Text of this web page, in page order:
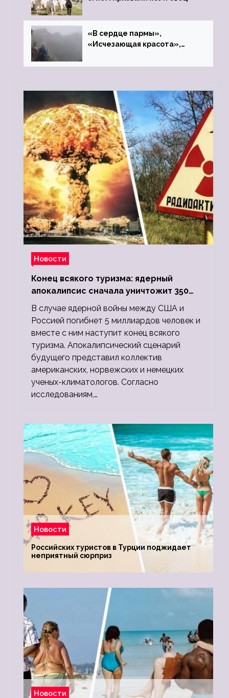
«В сердце пармы»,
«Исчезающая красота»,
Новости
Конец всякого туризма: ядерный
апокалипсис сначала уничтожит 350
миллионов, а потом 5 миллиардов
людей
В случае ядерной войны между США и
Россией погибнет 5 миллиардов человек и
вместе с ним наступит конец всякого
туризма. Апокалипсический сценарий
будущего представил коллектив
американских, норвежских и немецких
ученых-климатологов. Согласно
исследованиям,…
Новости
Российских туристов в Турции поджидает
неприятный сюрприз
Новости